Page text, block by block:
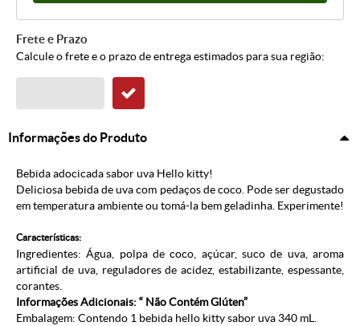
Frete e Prazo
Calcule o frete e o prazo de entrega estimados para sua região:
Informações do Produto
Bebida adocicada sabor uva Hello kitty!
Deliciosa bebida de uva com pedaços de coco. Pode ser degustado
em temperatura ambiente ou tomá-la bem geladinha. Experimente!
Características:
Ingredientes: Água, polpa de coco, açúcar, suco de uva, aroma
artificial de uva, reguladores de acidez, estabilizante, espessante,
corantes.
Informações Adicionais: “ Não Contém Glúten”
Embalagem: Contendo 1 bebida hello kitty sabor uva 340 mL.